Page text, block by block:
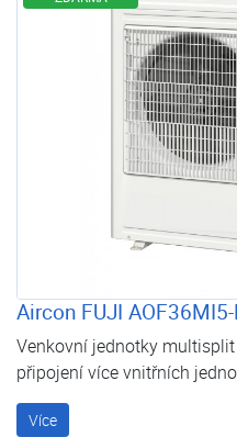
Aircon FUJI
Venkovní jednotky
připojení více vnitřních
Více